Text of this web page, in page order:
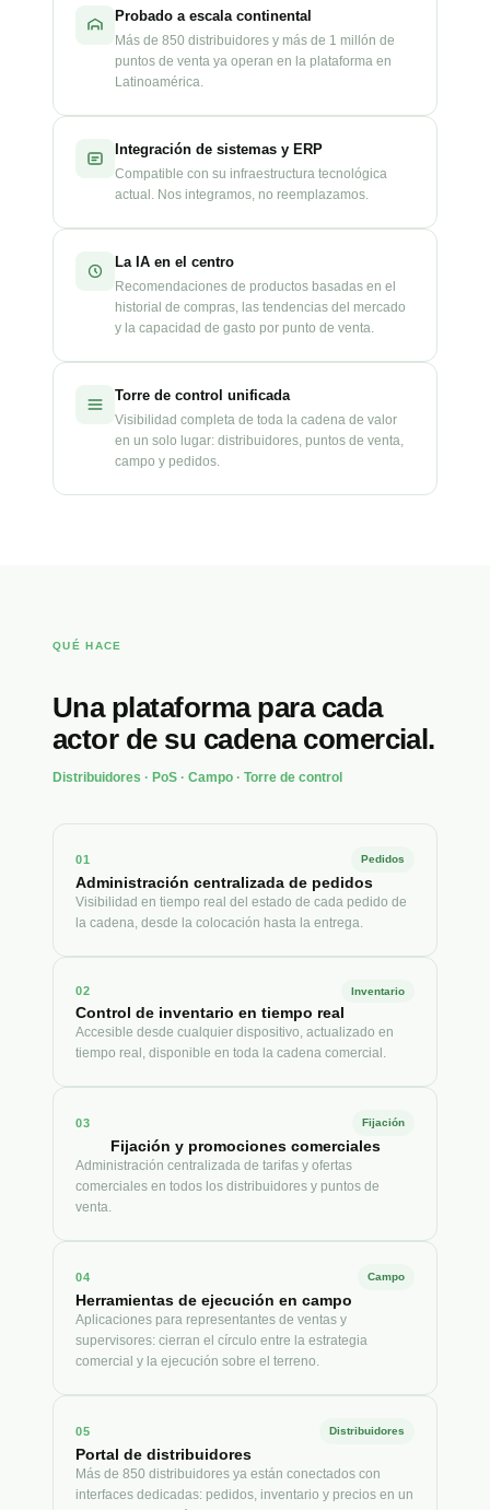
Probado a escala continental
Más de 850 distribuidores y más de 1 millón de
puntos de venta ya operan en la plataforma en
Latinoamérica.
Integración de sistemas y ERP
Compatible con su infraestructura tecnológica
actual. Nos integramos, no reemplazamos.
La IA en el centro
Recomendaciones de productos basadas en el
historial de compras, las tendencias del mercado
y la capacidad de gasto por punto de venta.
Torre de control unificada
Visibilidad completa de toda la cadena de valor
en un solo lugar: distribuidores, puntos de venta,
campo y pedidos.
QUÉ HACE
Una plataforma para cada
actor de su cadena comercial.
Distribuidores · PoS · Campo · Torre de control
01 Pedidos
Administración centralizada de pedidos
Visibilidad en tiempo real del estado de cada pedido de
la cadena, desde la colocación hasta la entrega.
02 Inventario
Control de inventario en tiempo real
Accesible desde cualquier dispositivo, actualizado en
tiempo real, disponible en toda la cadena comercial.
03 Fijación
Fijación y promociones comerciales
Administración centralizada de tarifas y ofertas
comerciales en todos los distribuidores y puntos de
venta.
04 Campo
Herramientas de ejecución en campo
Aplicaciones para representantes de ventas y
supervisores: cierran el círculo entre la estrategia
comercial y la ejecución sobre el terreno.
05 Distribuidores
Portal de distribuidores
Más de 850 distribuidores ya están conectados con
interfaces dedicadas: pedidos, inventario y precios en un